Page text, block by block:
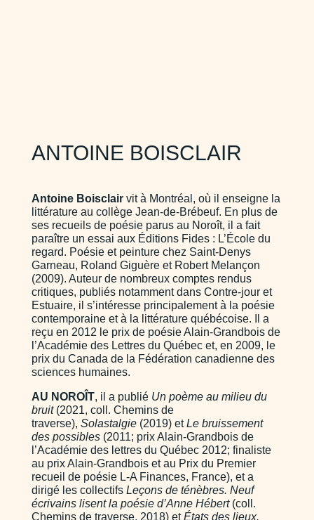
ANTOINE BOISCLAIR
Antoine Boisclairvit à Montréal, où il enseigne la
littérature au collège Jean-de-Brébeuf. En plus de
ses recueils de poésie parus au Noroît, il a fait
paraître un essai aux Éditions Fides : L’École du
regard. Poésie et peinture chez Saint-Denys
Garneau, Roland Giguère et Robert Melançon
(2009). Auteur de nombreux comptes rendus
critiques, publiés notamment dans Contre-jour et
Estuaire, il s’intéresse principalement à la poésie
contemporaine et à la littérature québécoise. Il a
reçu en 2012 le prix de poésie Alain-Grandbois de
l’Académie des Lettres du Québec et, en 2009, le
prix du Canada de la Fédération canadienne des
sciences humaines.
AU NOROÎT, il a publié Un poème au milieu du
bruit(2021, coll. Chemins de
traverse), Solastalgie(2019) etLe bruissement
des possibles(2011; prix Alain-Grandbois de
l’Académie des lettres du Québec 2012; finaliste
au prix Alain-Grandbois et au Prix du Premier
recueil de poésie L-A Finances, France), et a
dirigé les collectifs Leçons de ténèbres. Neuf
écrivains lisent la poésie d’Anne Hébert(coll.
Chemins de traverse, 2018) etÉtats des lieux.